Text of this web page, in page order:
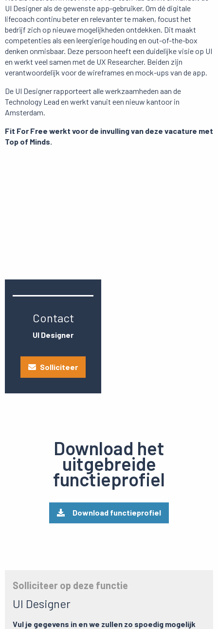
UI Designer als de gewenste app-gebruiker. Om dé digitale
lifecoach continu beter en relevanter te maken, focust het
bedrijf zich op nieuwe mogelijkheden ontdekken. Dit maakt
competenties als een leergierige houding en out-of-the-box
denken onmisbaar. Deze persoon heeft een duidelijke visie op UI
en werkt veel samen met de UX Researcher. Beiden zijn
verantwoordelijk voor de wireframes en mock-ups van de app.
De UI Designer rapporteert alle werkzaamheden aan de
Technology Lead en werkt vanuit een nieuw kantoor in
Amsterdam.
Fit For Free werkt voor de invulling van deze vacature met
Top of Minds.
Contact
UI Designer
Solliciteer
Download het
uitgebreide
functieprofiel
Download functieprofiel
Solliciteer op deze functie
UI Designer
Vul je gegevens in en we zullen zo spoedig mogelijk